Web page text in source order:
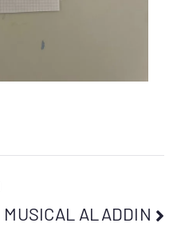
MUSICAL ALADDIN